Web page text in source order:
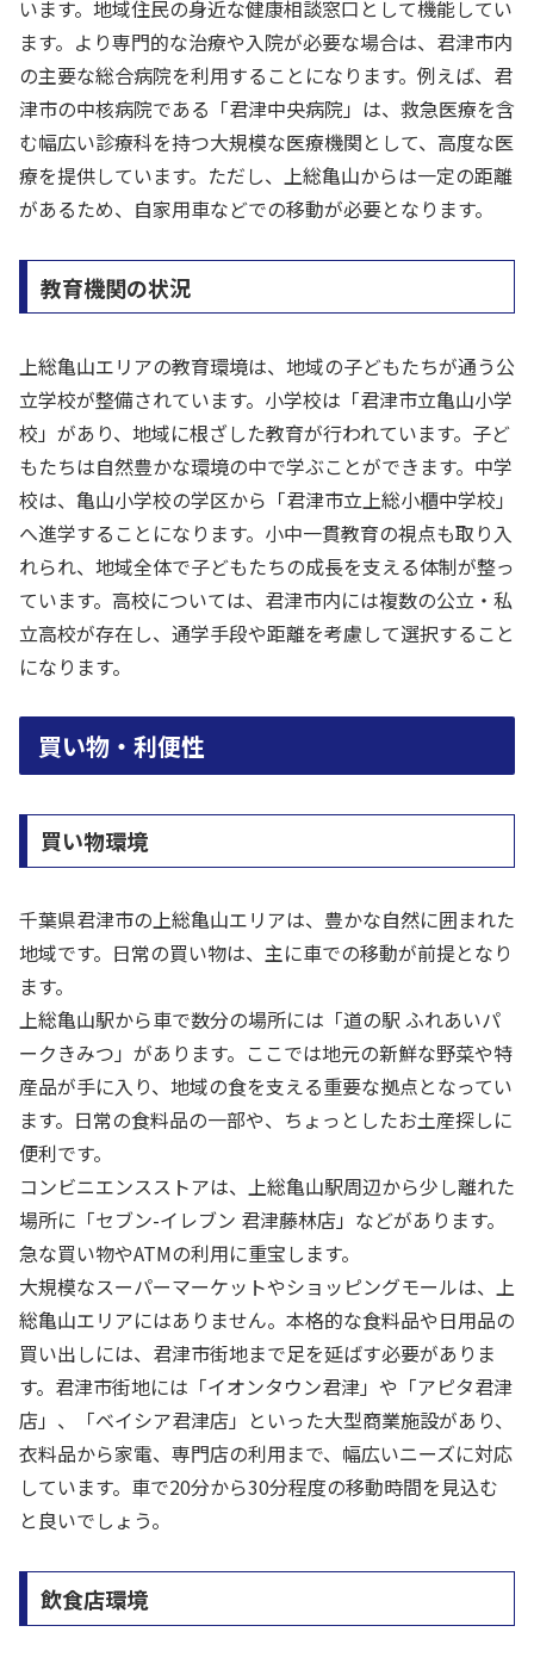
います。地域住民の身近な健康相談窓口として機能してい
ます。より専門的な治療や入院が必要な場合は、君津市内
の主要な総合病院を利用することになります。例えば、君
津市の中核病院である「君津中央病院」は、救急医療を含
む幅広い診療科を持つ大規模な医療機関として、高度な医
療を提供しています。ただし、上総亀山からは一定の距離
があるため、自家用車などでの移動が必要となります。
教育機関の状況
上総亀山エリアの教育環境は、地域の子どもたちが通う公
立学校が整備されています。小学校は「君津市立亀山小学
校」があり、地域に根ざした教育が行われています。子ど
もたちは自然豊かな環境の中で学ぶことができます。中学
校は、亀山小学校の学区から「君津市立上総小櫃中学校」
へ進学することになります。小中一貫教育の視点も取り入
れられ、地域全体で子どもたちの成長を支える体制が整っ
ています。高校については、君津市内には複数の公立・私
立高校が存在し、通学手段や距離を考慮して選択すること
になります。
買い物・利便性
買い物環境
千葉県君津市の上総亀山エリアは、豊かな自然に囲まれた
地域です。日常の買い物は、主に車での移動が前提となり
ます。
上総亀山駅から車で数分の場所には「道の駅 ふれあいパ
ークきみつ」があります。ここでは地元の新鮮な野菜や特
産品が手に入り、地域の食を支える重要な拠点となってい
ます。日常の食料品の一部や、ちょっとしたお土産探しに
便利です。
コンビニエンスストアは、上総亀山駅周辺から少し離れた
場所に「セブン-イレブン 君津藤林店」などがあります。
急な買い物やATMの利用に重宝します。
大規模なスーパーマーケットやショッピングモールは、上
総亀山エリアにはありません。本格的な食料品や日用品の
買い出しには、君津市街地まで足を延ばす必要がありま
す。君津市街地には「イオンタウン君津」や「アピタ君津
店」、「ベイシア君津店」といった大型商業施設があり、
衣料品から家電、専門店の利用まで、幅広いニーズに対応
しています。車で20分から30分程度の移動時間を見込む
と良いでしょう。
飲食店環境